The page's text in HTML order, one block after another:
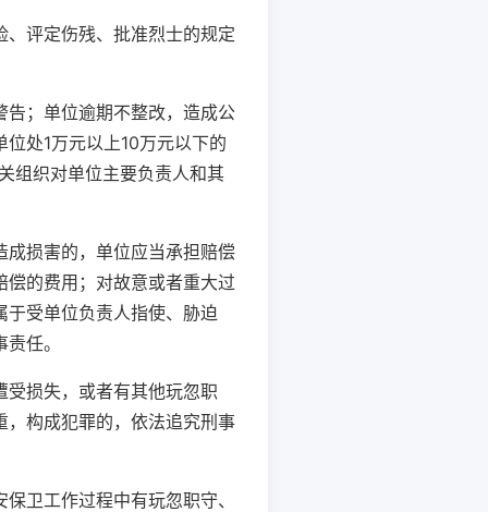
评定伤残、批准烈士的规定
；单位逾期不整改，造成公
处1万元以上10万元以下的
组织对单位主要负责人和其
损害的，单位应当承担赔偿
的费用；对故意或者重大过
受单位负责人指使、胁迫
任。
损失，或者有其他玩忽职
构成犯罪的，依法追究刑事
卫工作过程中有玩忽职守、